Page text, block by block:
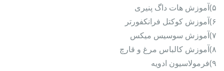
۵)آموزش هات داگ پنیری
۶)آموزش کوکتل فرانکفورتر
۷)آموزش سوسیس میکس
۸)آموزش کالباس مرغ و قارچ
۹)فرمولاسیون ادویه